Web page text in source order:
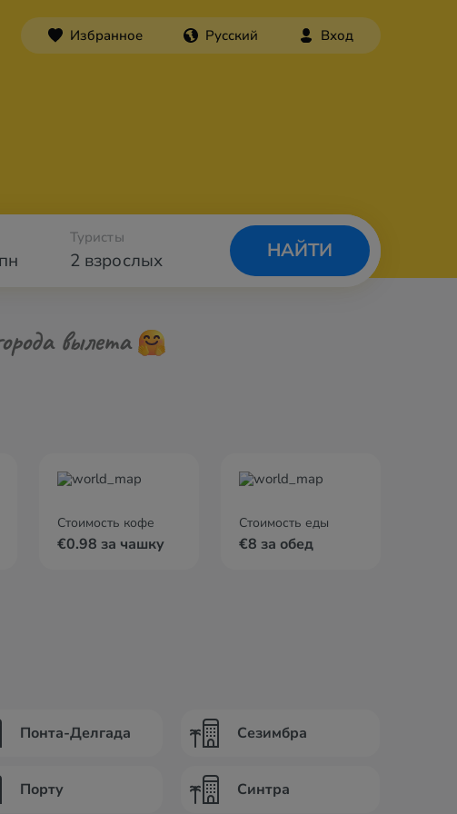
Избранное Русский Вход
пн 2 взрослых
Туристы
НАЙТИ
вылета
Стоимость кофе
€0.98 за чашку
Стоимость еды
€8 за обед
Понта-Делгада
Порту
Сезимбра
Синтра